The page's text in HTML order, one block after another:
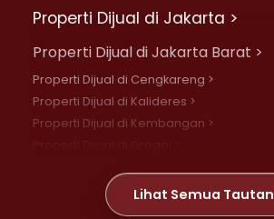
Properti Dijual di Jakarta >
Properti Dijual di Jakarta Barat >
Properti Dijual di Cengkareng >
Properti Dijual di Kalideres >
Properti Dijual di Kembangan >
Properti Dijual di Meruya >
Properti Dijual di Jelambar >
Lihat Semua Tautan